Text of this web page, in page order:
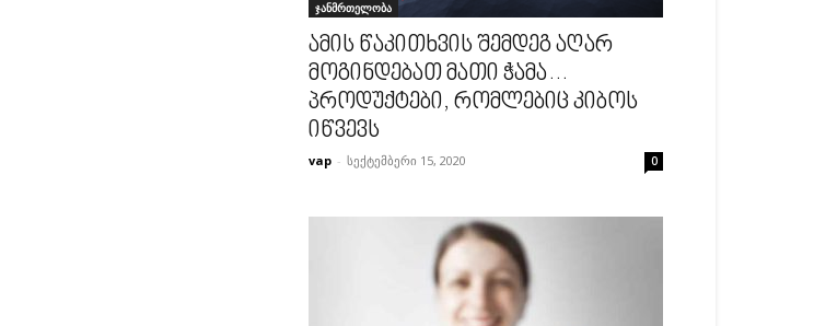
ჯანმრთელობა
ამის წაკითხვის შემდეგ აღარ
მოგინდებათ მათი ჭამა…
პროდუქტები, რომლებიც კიბოს
იწვევს
vap - სექტემბერი 15, 2020 0